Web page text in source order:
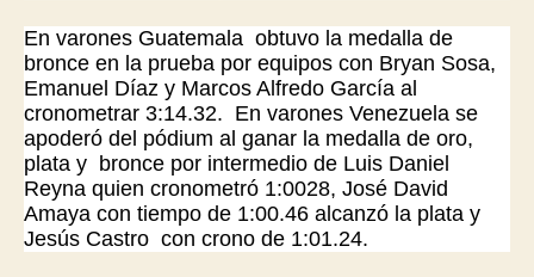
En varones Guatemala obtuvo la medalla de
bronce en la prueba por equipos con Bryan Sosa,
Emanuel Díaz y Marcos Alfredo García al
cronometrar 3:14.32. En varones Venezuela se
apoderó del pódium al ganar la medalla de oro,
plata y bronce por intermedio de Luis Daniel
Reyna quien cronometró 1:0028, José David
Amaya con tiempo de 1:00.46 alcanzó la plata y
Jesús Castro con crono de 1:01.24.